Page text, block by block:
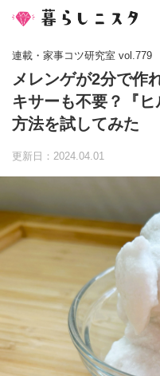
連載・家事コツ研究室 vol.779
メレンゲが2分で作
キサーも不要？『
方法を試してみた
更新日：2024.04.01